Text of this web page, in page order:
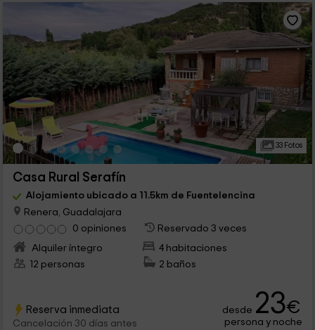
33 Fotos
Casa Rural Serafín
Alojamiento ubicado a 11.5km de Fuentelencina
Renera, Guadalajara
0 opiniones
Reservado 3 veces
Alquiler íntegro
4 habitaciones
12 personas
2 baños
Reserva inmediata
Cancelación 30 días antes
desde 23€
persona y noche